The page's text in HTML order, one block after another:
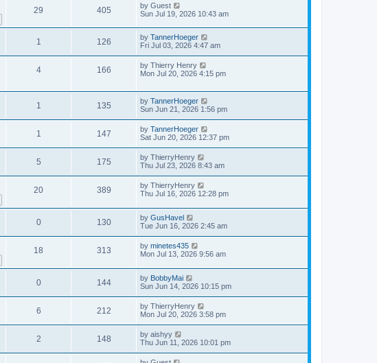
29 405 by Guest
Sun Jul 19, 2026 10:43 am
1 126 by TannerHoeger
Fri Jul 03, 2026 4:47 am
4 166 by Thierry Henry
Mon Jul 20, 2026 4:15 pm
1 135 by TannerHoeger
Sun Jun 21, 2026 1:56 pm
1 147 by TannerHoeger
Sat Jun 20, 2026 12:37 pm
5 175 by ThierryHenry
Thu Jul 23, 2026 8:43 am
20 389 by ThierryHenry
Thu Jul 16, 2026 12:28 pm
0 130 by GusHavel
Tue Jun 16, 2026 2:45 am
18 313 by minetes435
Mon Jul 13, 2026 9:56 am
0 144 by BobbyMai
Sun Jun 14, 2026 10:15 pm
6 212 by ThierryHenry
Mon Jul 20, 2026 3:58 pm
2 148 by aishyy
Thu Jun 11, 2026 10:01 pm